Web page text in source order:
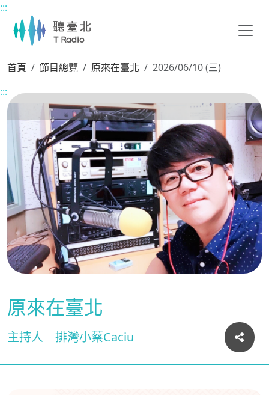
主要內容區塊
:::
首頁 節目總覽 原來在臺北
2026/06/10 (三)
:::
原來在臺北
主持人 排灣小蔡Caciu